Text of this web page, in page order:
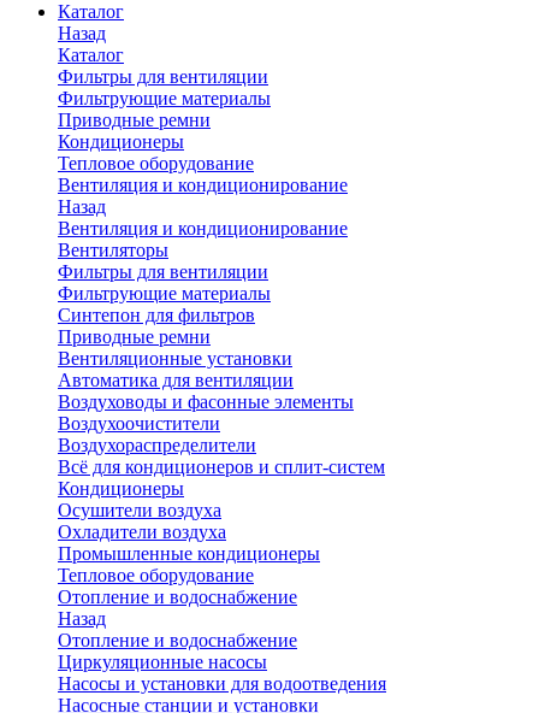
Каталог
Назад
Каталог
Фильтры для вентиляции
Фильтрующие материалы
Приводные ремни
Кондиционеры
Тепловое оборудование
Вентиляция и кондиционирование
Назад
Вентиляция и кондиционирование
Вентиляторы
Фильтры для вентиляции
Фильтрующие материалы
Синтепон для фильтров
Приводные ремни
Вентиляционные установки
Автоматика для вентиляции
Воздуховоды и фасонные элементы
Воздухоочистители
Воздухораспределители
Всё для кондиционеров и сплит-систем
Кондиционеры
Осушители воздуха
Охладители воздуха
Промышленные кондиционеры
Тепловое оборудование
Отопление и водоснабжение
Назад
Отопление и водоснабжение
Циркуляционные насосы
Насосы и установки для водоотведения
Насосные станции и установки